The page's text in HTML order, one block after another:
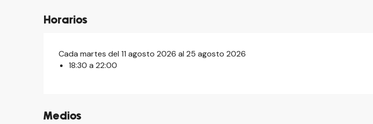
Horarios
Cada martes del 11 agosto 2026 al 25 agosto 2026
18:30 a 22:00
Medios
©